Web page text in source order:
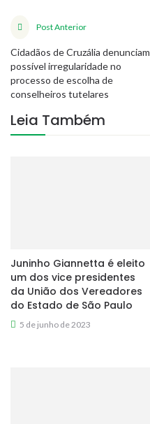
Post Anterior
Cidadãos de Cruzália denunciam
possível irregularidade no
processo de escolha de
conselheiros tutelares
Leia Também
Juninho Giannetta é eleito
um dos vice presidentes
da União dos Vereadores
do Estado de São Paulo
5 de junho de 2023